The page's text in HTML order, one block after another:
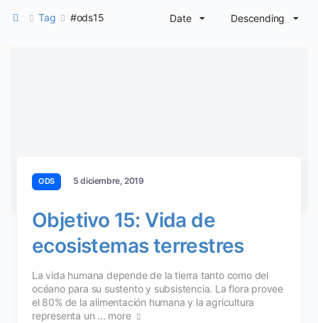
Tag #ods15 Date Descending
ODS 5 diciembre, 2019
Objetivo 15: Vida de
ecosistemas terrestres
La vida humana depende de la tierra tanto como del
océano para su sustento y subsistencia. La flora provee
el 80% de la alimentación humana y la agricultura
representa un ... more